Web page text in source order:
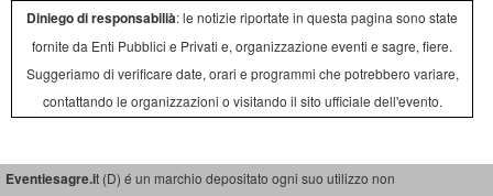
Diniego di responsabilià: le notizie riportate in questa pagina sono state
fornite da Enti Pubblici e Privati e, organizzazione eventi e sagre, fiere.
Suggeriamo di verificare date, orari e programmi che potrebbero variare,
contattando le organizzazioni o visitando il sito ufficiale dell'evento.
Eventiesagre.it (D) é un marchio depositato ogni suo utilizzo non